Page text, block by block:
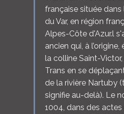
française située
du Var, en région
Alpes-Côte d'Azur.l
ancien qui, à
la colline Saint-
Trans en se
de la rivière Nartuby
signifie au-delà). Le
1004, dans des